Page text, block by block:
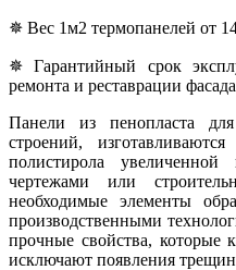
✵ Вес 1м2 термопанелей от
✵ Гарантийный срок
ремонта и реставрации
Панели из пенопласта
строений,
полистирола
чертежами или
необходимые элементы
производственными
прочные свойства, которые
исключают появления